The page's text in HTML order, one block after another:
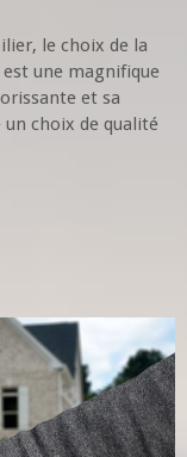
le choix de la
une magnifique
et sa
choix de qualité